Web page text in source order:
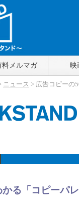
）
料メルマガ 映
ニュース > 広告コピーの
る「コピーパ